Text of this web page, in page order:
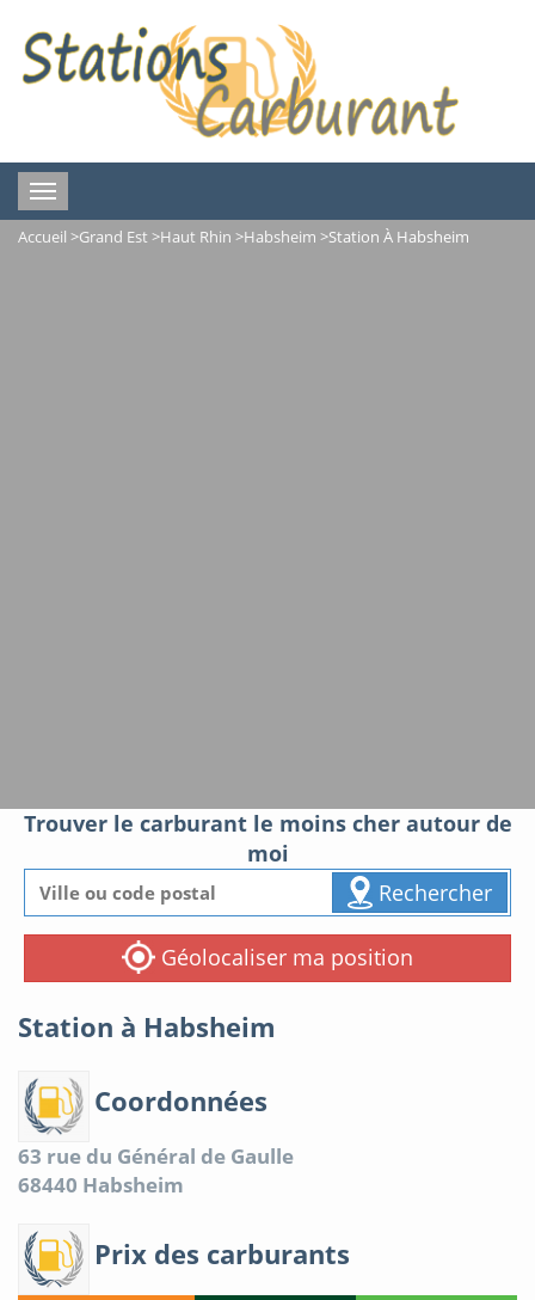
Toggle
navigation
Accueil >Grand Est >Haut Rhin >Habsheim >Station À Habsheim
Trouver le carburant le moins cher autour de
moi
Rechercher
Géolocaliser ma position
Station à Habsheim
Coordonnées
63 rue du Général de Gaulle
68440 Habsheim
Prix des carburants